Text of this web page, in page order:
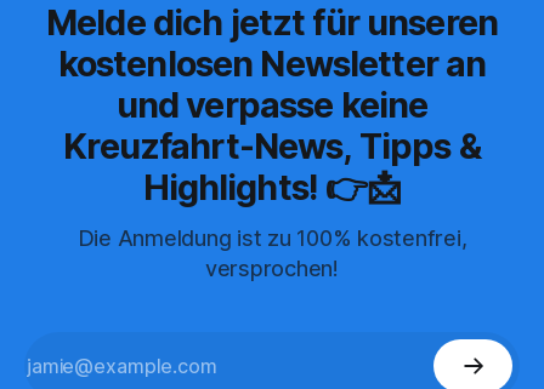
Melde dich jetzt für unseren
kostenlosen Newsletter an
und verpasse keine
Kreuzfahrt-News, Tipps &
Highlights! 👉📩
Die Anmeldung ist zu 100% kostenfrei,
versprochen!